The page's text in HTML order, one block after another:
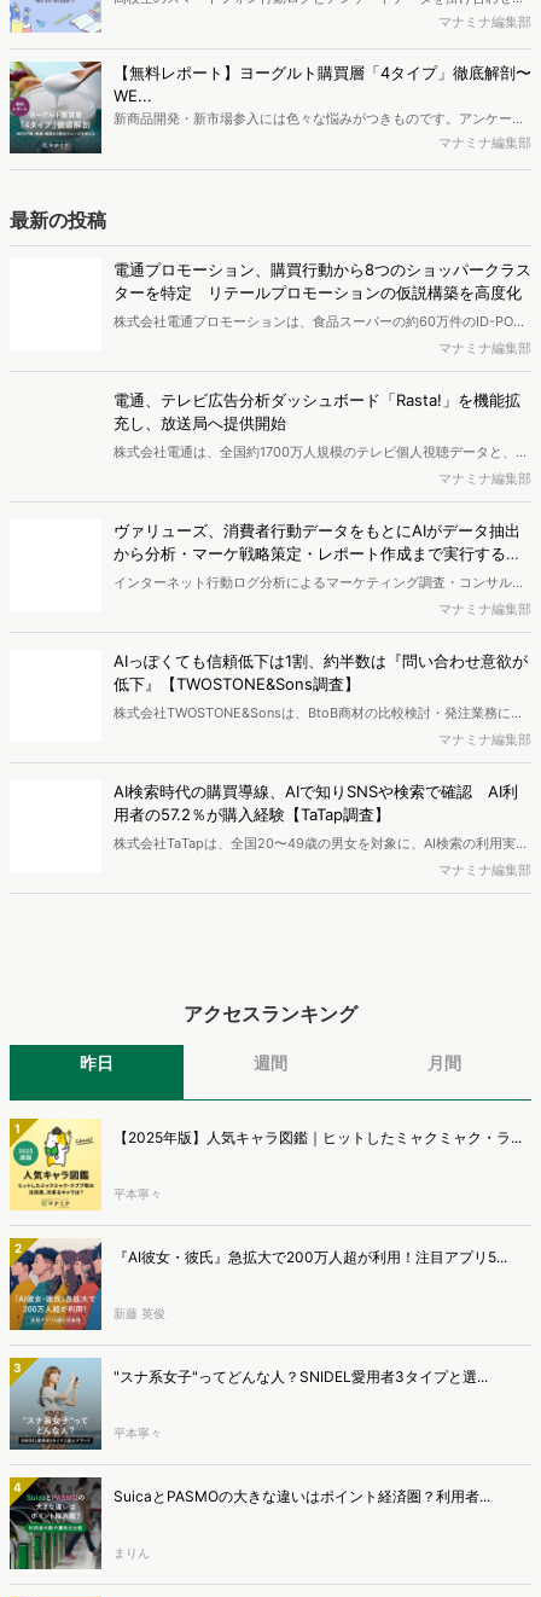
容となっています。※本レポートは記事のフォームから無料でダウン
最新の若年層（高校生）におけるデジタル行動実態やSNSの利用傾向
ち、スマートフォンを取り巻く環境が成熟するなか、新興SNSの台頭
により高校生のデジタルライフスタイルは新たな変化を見せていま
す。※資料は記事内の入力フォームより、ダウンロードいただけま
マナミナ編集部
【無料レポート】ヨーグルト購買層「4タイプ」徹底解剖〜
WE...
新商品開発・新市場参入には色々な悩みがつきものです。アンケート
調査を実施しても、購買実態が不透明、新商品の受容性も判断しきれ
ポートとなっています。※本レポートは記事のフォームから無料でダ
ウンロードできます。
マナミナ編集部
最新の投稿
電通プロモーション、購買行動から8つのショッパークラス
ターを特定 リテールプロモーションの仮説構築を高度化
株式会社電通プロモーションは、食品スーパーの約60万件のID-POS
データと生活者の定性データをAIで分析し、購買行動の特徴に基づい
た8つのショッパークラスターを特定しました。これにより購買時点
における生活者の意識や行動背景の把握が可能となり、リテールプロ
モーションにおけるプランニングの高速化と高精度化を実現できると
いいます。
マナミナ編集部
電通、テレビ広告分析ダッシュボード「Rasta!」を機能拡
充し、放送局へ提供開始
株式会社電通は、全国約1700万人規模のテレビ個人視聴データと、独
自の大規模生活者意識調査データを掛け合わせて、テレビ広告のデー
タ集計や広告効果の分析ができるダッシュボード「Rasta!
（Resourceful Analysis System of TV Audience：ラスタ）」の機能
を拡充し、放送局への提供を開始したことを発表しました。
マナミナ編集部
ヴァリューズ、消費者行動データをもとにAIがデータ抽出
から分析・マーケ戦略策定・レポート作成まで実行する
「Dockpit AIエージェント」を提供開始
インターネット行動ログ分析によるマーケティング調査・コンサルテ
ィングサービスを提供する株式会社ヴァリューズは、国内最大規模
250万人のWeb行動ログデータを基盤としたマーケティングリサーチ
エンジン「Dockpit（ドックピット）」の新機能として、AIが市場分
析から仮説構築、レポート作成までを自律的にサポートする
「Dockpit AIエージェント」の提供を開始いたしました。
マナミナ編集部
AIっぽくても信頼低下は1割、約半数は『問い合わせ意欲が
低下』【TWOSTONE&Sons調査】
株式会社TWOSTONE&Sonsは、BtoB商材の比較検討・発注業務に携
わる担当者を対象に、コンテンツのAIっぽさに関する意識調査を実施
し、結果を公開しました。
マナミナ編集部
AI検索時代の購買導線、AIで知りSNSや検索で確認 AI利
用者の57.2％が購入経験【TaTap調査】
株式会社TaTapは、全国20〜49歳の男女を対象に、AI検索の利用実態
と、AIで知った商品をどこで確かめているかを調査し、結果を公開し
ました。
マナミナ編集部
アクセスランキング
昨日 週間 月間
1 【2025年版】人気キャラ図鑑｜ヒットしたミャクミャク・ラ...
平本寧々
2 『AI彼女・彼氏』急拡大で200万人超が利用！注目アプリ5...
新藤 英俊
3 "スナ系女子"ってどんな人？SNIDEL愛用者3タイプと選...
平本寧々
4 SuicaとPASMOの大きな違いはポイント経済圏？利用者...
まりん